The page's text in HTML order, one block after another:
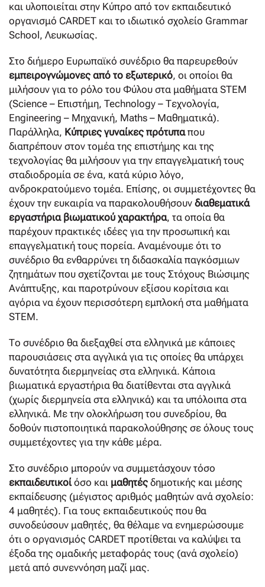
και υλοποιείται στην Κύπρο από τον εκπαιδευτικό
οργανισμό CARDET και το ιδιωτικό σχολείο Grammar
School, Λευκωσίας.
Στο διήμερο Ευρωπαϊκό συνέδριο θα παρευρεθούν
εμπειρογνώμονες από το εξωτερικό, οι οποίοι θα
μιλήσουν για το ρόλο του Φύλου στα μαθήματα STEM
(Science – Επιστήμη, Technology – Τεχνολογία,
Engineering – Μηχανική, Maths – Μαθηματικά).
Παράλληλα, Κύπριες γυναίκες πρότυπαπου
διαπρέπουν στον τομέα της επιστήμης και της
τεχνολογίας θα μιλήσουν για την επαγγελματική τους
σταδιοδρομία σε ένα, κατά κύριο λόγο,
ανδροκρατούμενο τομέα. Επίσης, οι συμμετέχοντες θα
έχουν την ευκαιρία να παρακολουθήσουν διαθεματικά
εργαστήρια βιωματικού χαρακτήρα, τα οποία θα
παρέχουν πρακτικές ιδέες για την προσωπική και
επαγγελματική τους πορεία. Αναμένουμε ότι το
συνέδριο θα ενθαρρύνει τη διδασκαλία παγκόσμιων
ζητημάτων που σχετίζονται με τους Στόχους Βιώσιμης
Ανάπτυξης, και παροτρύνουν εξίσου κορίτσια και
αγόρια να έχουν περισσότερη εμπλοκή στα μαθήματα
STEM.
Το συνέδριο θα διεξαχθεί στα ελληνικά με κάποιες
παρουσιάσεις στα αγγλικά για τις οποίες θα υπάρχει
δυνατότητα διερμηνείας στα ελληνικά. Κάποια
βιωματικά εργαστήρια θα διατίθενται στα αγγλικά
(χωρίς διερμηνεία στα ελληνικά) και τα υπόλοιπα στα
ελληνικά. Με την ολοκλήρωση του συνεδρίου, θα
δοθούν πιστοποιητικά παρακολούθησης σε όλους τους
συμμετέχοντες για την κάθε μέρα.
Στο συνέδριο μπορούν να συμμετάσχουν τόσο
εκπαιδευτικοίόσο και μαθητές δημοτικής και μέσης
εκπαίδευσης (μέγιστος αριθμός μαθητών ανά σχολείο:
4 μαθητές). Για τους εκπαιδευτικούς που θα
συνοδεύσουν μαθητές, θα θέλαμε να ενημερώσουμε
ότι ο οργανισμός CARDET προτίθεται να καλύψει τα
έξοδα της ομαδικής μεταφοράς τους (ανά σχολείο)
μετά από συνεννόηση μαζί μας.